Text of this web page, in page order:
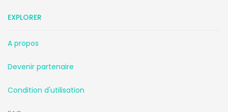
EXPLORER
A propos
Devenir partenaire
Condition d'utilisation